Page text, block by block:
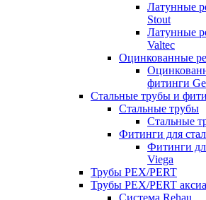
Латунные
Stout
Латунные
Valtec
Оцинкованные
фитинги
Стальные трубы и
Стальные трубы
Стальные
Фитинги для
Фитинги
Viega
Трубы PEX/PERT
Трубы PEX/PERT